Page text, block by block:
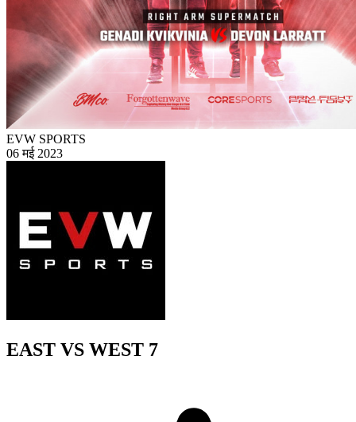
EVW SPORTS
06 मई 2023
EAST VS WEST 7